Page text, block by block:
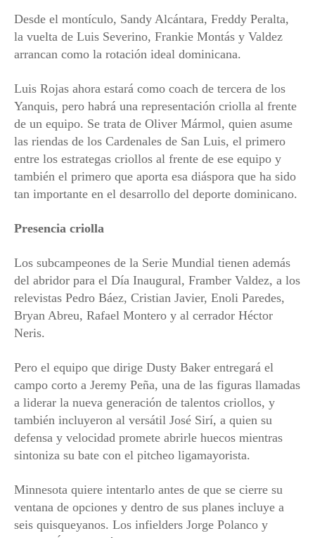
Desde el montículo, Sandy Alcántara, Freddy Peralta,
la vuelta de Luis Severino, Frankie Montás y Valdez
arrancan como la rotación ideal dominicana.
Luis Rojas ahora estará como coach de tercera de los
Yanquis, pero habrá una representación criolla al frente
de un equipo. Se trata de Oliver Mármol, quien asume
las riendas de los Cardenales de San Luis, el primero
entre los estrategas criollos al frente de ese equipo y
también el primero que aporta esa diáspora que ha sido
tan importante en el desarrollo del deporte dominicano.
Presencia criolla
Los subcampeones de la Serie Mundial tienen además
del abridor para el Día Inaugural, Framber Valdez, a los
relevistas Pedro Báez, Cristian Javier, Enoli Paredes,
Bryan Abreu, Rafael Montero y al cerrador Héctor
Neris.
Pero el equipo que dirige Dusty Baker entregará el
campo corto a Jeremy Peña, una de las figuras llamadas
a liderar la nueva generación de talentos criollos, y
también incluyeron al versátil José Sirí, a quien su
defensa y velocidad promete abrirle huecos mientras
sintoniza su bate con el pitcheo ligamayorista.
Minnesota quiere intentarlo antes de que se cierre su
ventana de opciones y dentro de sus planes incluye a
seis quisqueyanos. Los infielders Jorge Polanco y